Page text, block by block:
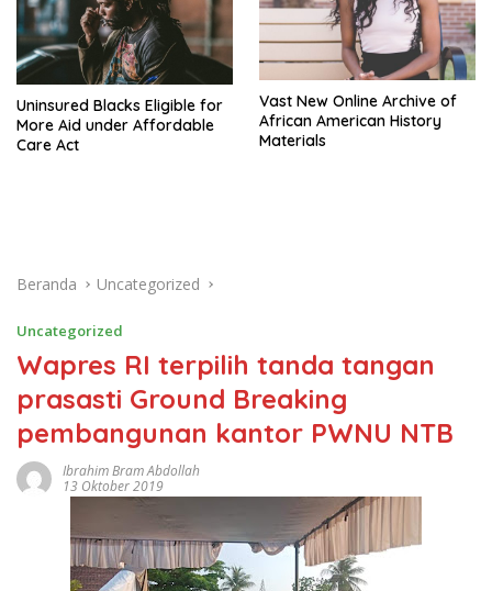
Uninsured Blacks Eligible for
More Aid under Affordable
Care Act
Vast New Online Archive of
African American History
Materials
Beranda Uncategorized
Uncategorized
Wapres RI terpilih tanda tangan
prasasti Ground Breaking
pembangunan kantor PWNU NTB
Ibrahim Bram Abdollah
13 Oktober 2019